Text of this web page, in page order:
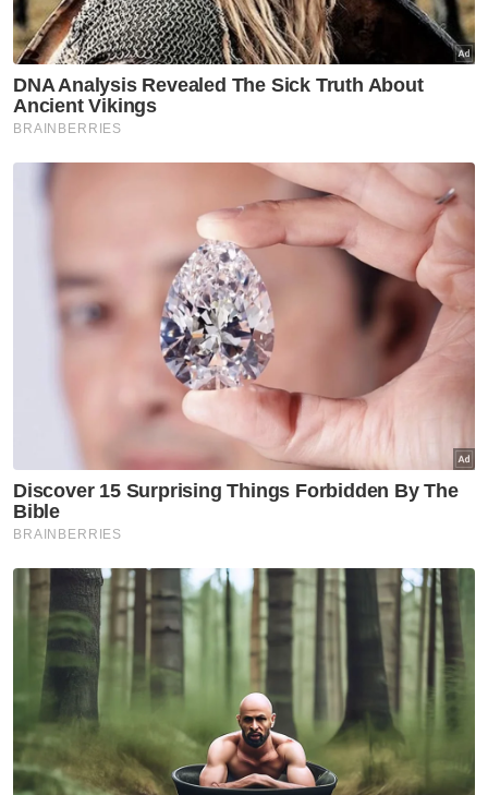
Politik
'Perkahwinan politik ada
tempoh' - Amirudin
Exco Negeri Sembilan:
Spekulasi terjawab, tiada wakil
PH atau Bersatu - Ahmad
Maslan
Politik
'Alasan cuti Nurul Izzah
diterima, dia masih aktif dalam
parti' - Anwar